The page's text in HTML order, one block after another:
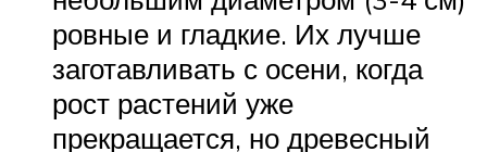
ровные и гладкие. Их лучше
заготавливать с осени, когда
рост растений уже
прекращается, но древесный